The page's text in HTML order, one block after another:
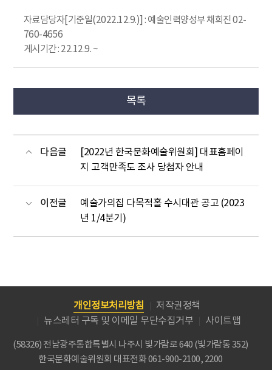
자료담당자[기준일(2022.12.9.)] : 예술인력양성부 채희진 02-
760-4656
게시기간 : 22.12.9. ~
목록
다음글
[2022년 한국문화예술위원회] 대표홈페이
지 고객만족도 조사 당첨자 안내
이전글
예술가의집 다목적홀 수시대관 공고 (2023
년 1/4분기)
개인정보처리방침
저작권정책
뉴스레터 구독 및 이메일 무단수집거부
사이트맵
(58326) 전남광주통합특별시 나주시 빛가람로 640 (빛가람동 352)
한국문화예술위원회 대표전화 061-900-2100, 2200